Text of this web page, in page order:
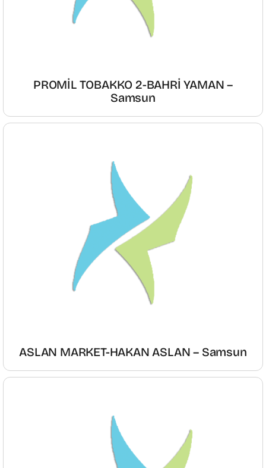
PROMİL TOBAKKO 2-BAHRİ YAMAN –
Samsun
ASLAN MARKET-HAKAN ASLAN – Samsun